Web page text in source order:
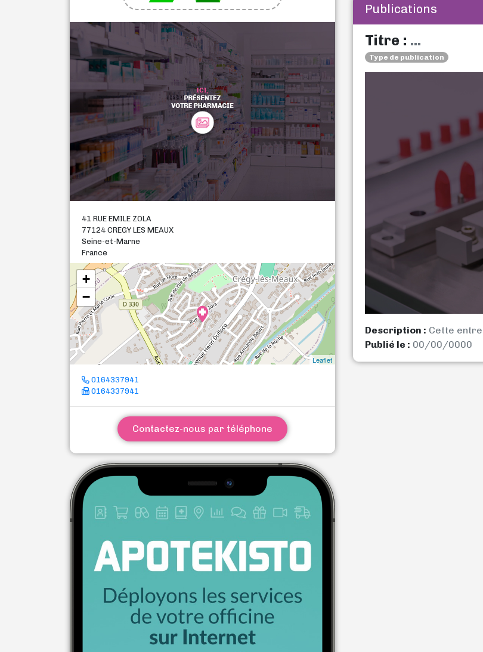
41 RUE EMILE ZOLA
77124 CREGY LES MEAUX
Seine-et-Marne
France
+
−
Leaflet
0164337941
0164337941
Contactez-nous par téléphone
Publications
Titre : ...
Type de publication
Description : Cette
Publié le : 00/00/0000